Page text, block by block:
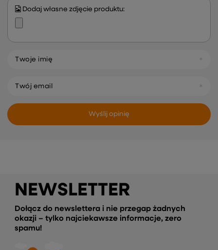
Dodaj własne zdjęcie produktu:
Twoje imię
Twój email
Wyślij opinię
NEWSLETTER
Dołącz do newslettera i nie przegap żadnych
okazji – tylko najciekawsze informacje, zero
spamu!